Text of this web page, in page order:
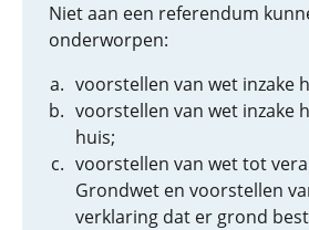
Niet aan een referendum
onderworpen:
voorstellen van wet inzake
voorstellen van wet inzake
huis;
voorstellen van wet tot
Grondwet en voorstellen
verklaring dat er grond